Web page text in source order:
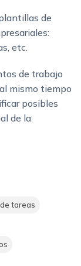
de
etc.
de trabajo
mismo tiempo
posibles
de la
tareas